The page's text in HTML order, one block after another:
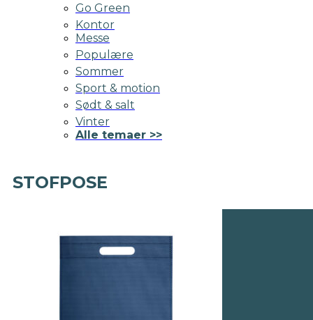
Go Green
Kontor
Messe
Populære
Sommer
Sport & motion
Sødt & salt
Vinter
Alle temaer >>
STOFPOSE